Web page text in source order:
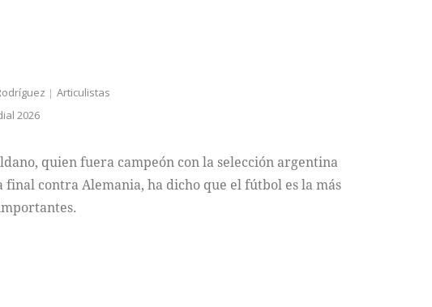
Articulistas
2026
quien fuera campeón con la selección argentina
final contra Alemania, ha dicho que el fútbol es la más